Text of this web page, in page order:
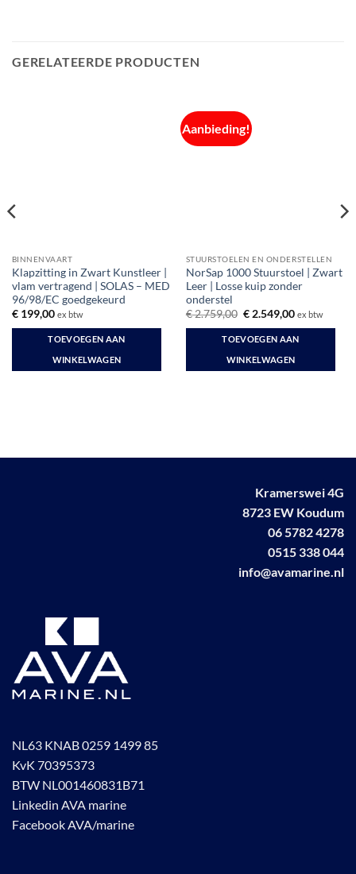
GERELATEERDE PRODUCTEN
BINNENVAART
Klapzitting in Zwart Kunstleer |
vlam vertragend | SOLAS – MED
96/98/EC goedgekeurd
€199,00 ex btw
TOEVOEGEN AAN
WINKELWAGEN
Aanbieding!
STUURSTOELEN EN ONDERSTELLEN
NorSap 1000 Stuurstoel | Zwart
Leer | Losse kuip zonder
onderstel
€2.759,00 Oorspronkelijke
was:
€ 2.759,00.
€2.549,00Huidige
is:
€ 2.549,00.
ex btw
TOEVOEGEN AAN
WINKELWAGEN
Kramerswei 4G
8723 EW Koudum
06 5782 4278
0515 338 044
info@avamarine.nl
NL63 KNAB 0259 1499 85
KvK 70395373
BTW NL001460831B71
Linkedin AVA marine
Facebook AVA/marine